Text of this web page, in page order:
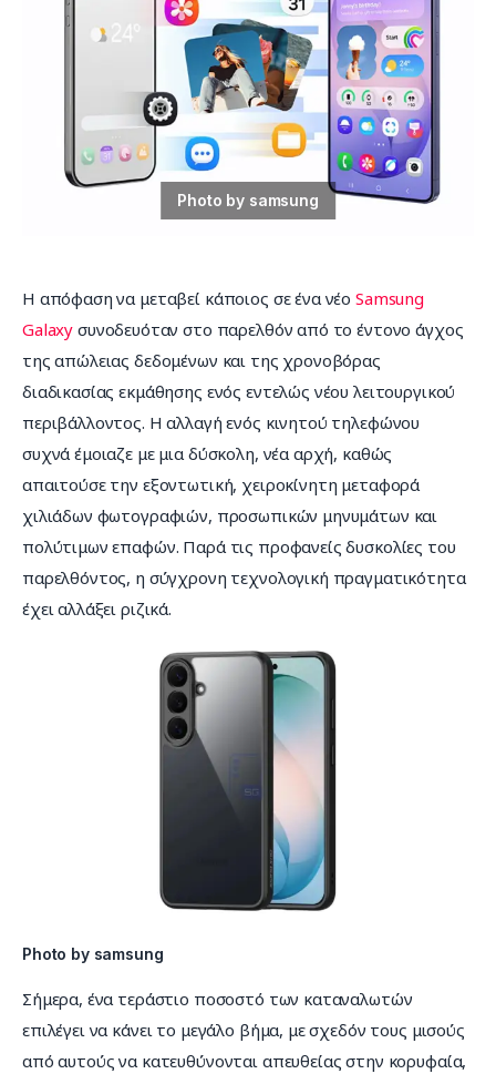
Επικοινωνία
Η απόφαση να μεταβεί κάποιος σε ένα νέο Samsung
Galaxy συνοδευόταν στο παρελθόν από το έντονο άγχος
της απώλειας δεδομένων και της χρονοβόρας
διαδικασίας εκμάθησης ενός εντελώς νέου λειτουργικού
περιβάλλοντος. Η αλλαγή ενός κινητού τηλεφώνου
συχνά έμοιαζε με μια δύσκολη, νέα αρχή, καθώς
απαιτούσε την εξοντωτική, χειροκίνητη μεταφορά
χιλιάδων φωτογραφιών, προσωπικών μηνυμάτων και
πολύτιμων επαφών. Παρά τις προφανείς δυσκολίες του
παρελθόντος, η σύγχρονη τεχνολογική πραγματικότητα
έχει αλλάξει ριζικά.
Photo by samsung
Σήμερα, ένα τεράστιο ποσοστό των καταναλωτών
επιλέγει να κάνει το μεγάλο βήμα, με σχεδόν τους μισούς
από αυτούς να κατευθύνονται απευθείας στην κορυφαία,